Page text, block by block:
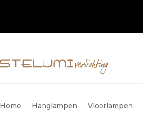
Home Hanglampen Vloerlampen